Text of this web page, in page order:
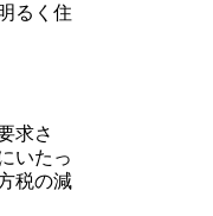
るく住
求さ
いたっ
税の減